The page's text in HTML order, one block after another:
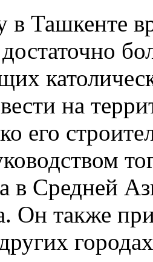
в Ташкенте
на
его
в Средней
Он также